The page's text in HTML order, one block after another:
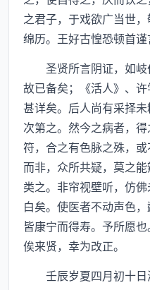
之君子，于戏欲广当世
绵历。王好古惶恐顿首谨
圣贤所言阴证，如岐
故已备矣；《活人》、
甚详矣。后人尚有采择
次第之。然今之病者，
符，合之有色脉之殊，
而非，众所共疑，莫之
类之。非帘视壁听，仿
白矣。使医者不动声色
皆康宁而得寿。予所愿
俟来贤，幸为改正。
壬辰岁夏四月初十日